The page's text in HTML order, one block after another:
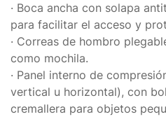
· Boca ancha con solapa
para facilitar el acceso y
· Correas de hombro
como mochila.
· Panel interno de
vertical u horizontal), con
cremallera para objetos